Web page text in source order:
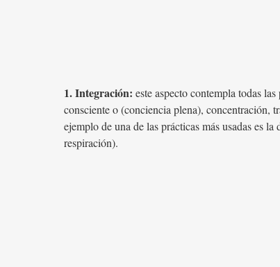
1. Integración: este aspecto contempla todas
consciente o (conciencia plena), concentración,
ejemplo de una de las prácticas más usadas es
respiración).